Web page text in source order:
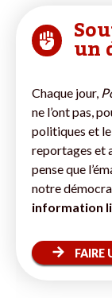
un
Chaque jour,
ne l’ont pas,
politiques et le
reportages et
pense que
notre
information
FAIRE